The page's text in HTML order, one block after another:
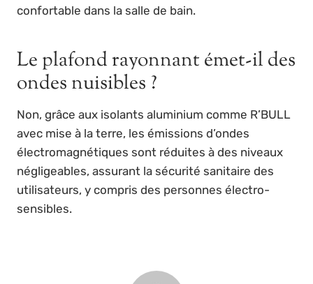
confortable dans la salle de bain.
Le plafond rayonnant émet-il des
ondes nuisibles ?
Non, grâce aux isolants aluminium comme R’BULL
avec mise à la terre, les émissions d’ondes
électromagnétiques sont réduites à des niveaux
négligeables, assurant la sécurité sanitaire des
utilisateurs, y compris des personnes électro-
sensibles.